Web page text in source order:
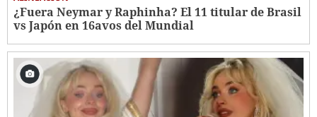
¿Fuera Neymar y Raphinha? El 11 titular de Brasil
vs Japón en 16avos del Mundial